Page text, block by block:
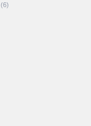
(6)